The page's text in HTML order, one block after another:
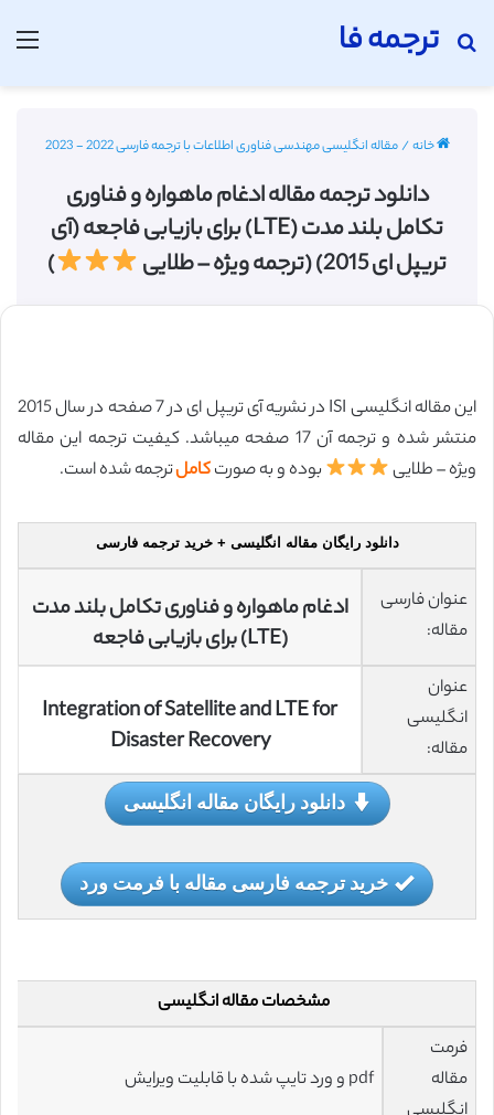
ترجمه فا
جستجو برای
خانه/مقاله انگلیسی مهندسی فناوری اطلاعات با ترجمه فارسی 2022 - 2023
دانلود ترجمه مقاله ادغام ماهواره و فناوری
تکامل بلند مدت (LTE) برای بازیابی فاجعه (آی
تریپل ای 2015) (ترجمه ویژه – طلایی
)
این مقاله انگلیسی ISI در نشریه آی تریپل ای در 7 صفحه در سال 2015
منتشر شده و ترجمه آن 17 صفحه میباشد. کیفیت ترجمه این مقاله
ویژه – طلایی
بوده و به صورتکاملترجمه شده است.
دانلود رایگان مقاله انگلیسی + خرید ترجمه فارسی
عنوان فارسی
مقاله:
ادغام ماهواره و فناوری تکامل بلند مدت
(LTE) برای بازیابی فاجعه
عنوان
انگلیسی
مقاله:
Integration of Satellite and LTE for
Disaster Recovery
دانلود رایگان مقاله انگلیسی
خرید ترجمه فارسی مقاله با فرمت ورد
مشخصات مقاله انگلیسی
فرمت
مقاله
pdf و ورد تایپ شده با قابلیت ویرایش